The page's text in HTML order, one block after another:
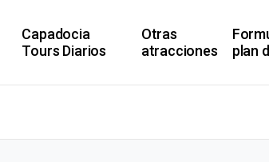
Capadocia
Tours Diarios
Otras
atracciones
plan